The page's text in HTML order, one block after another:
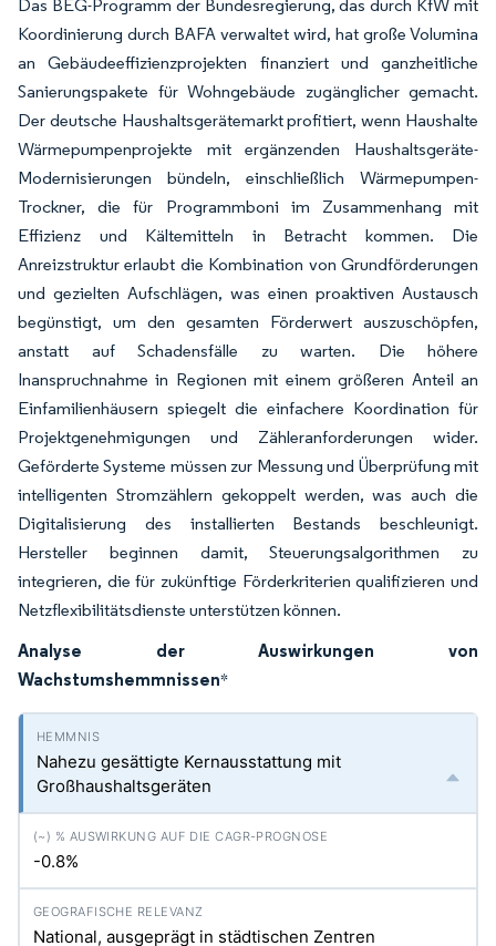
Das BEG-Programm der Bundesregierung, das durch KfW mit
Koordinierung durch BAFA verwaltet wird, hat große Volumina
an Gebäudeeffizienzprojekten finanziert und ganzheitliche
Sanierungspakete für Wohngebäude zugänglicher gemacht.
Der deutsche Haushaltsgerätemarkt profitiert, wenn Haushalte
Wärmepumpenprojekte mit ergänzenden Haushaltsgeräte-
Modernisierungen bündeln, einschließlich Wärmepumpen-
Trockner, die für Programmboni im Zusammenhang mit
Effizienz und Kältemitteln in Betracht kommen. Die
Anreizstruktur erlaubt die Kombination von Grundförderungen
und gezielten Aufschlägen, was einen proaktiven Austausch
begünstigt, um den gesamten Förderwert auszuschöpfen,
anstatt auf Schadensfälle zu warten. Die höhere
Inanspruchnahme in Regionen mit einem größeren Anteil an
Einfamilienhäusern spiegelt die einfachere Koordination für
Projektgenehmigungen und Zähleranforderungen wider.
Geförderte Systeme müssen zur Messung und Überprüfung mit
intelligenten Stromzählern gekoppelt werden, was auch die
Digitalisierung des installierten Bestands beschleunigt.
Hersteller beginnen damit, Steuerungsalgorithmen zu
integrieren, die für zukünftige Förderkriterien qualifizieren und
Netzflexibilitätsdienste unterstützen können.
Analyse der Auswirkungen von
Wachstumshemmnissen*
Nahezu gesättigte Kernausstattung mit
Großhaushaltsgeräten
-0.8%
National, ausgeprägt in städtischen Zentren